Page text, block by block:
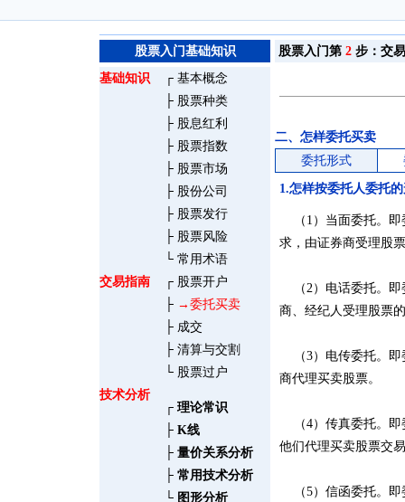
股票入门基础知识 股票入门第 2 步：交
基础知识
┌ 基本概念
├ 股票种类
├ 股息红利
├ 股票指数
├ 股票市场
├ 股份公司
├ 股票发行
├ 股票风险
└ 常用术语
交易指南
┌ 股票开户
├ →委托买卖
├ 成交
├ 清算与交割
└ 股票过户
技术分析
┌ 理论常识
├ K线
├ 量价关系分析
├ 常用技术分析
└ 图形分析
二、怎样委托买卖
委托形式
1.怎样按委托人委托
（1）当面委托。即
求，由证券商受理股
（2）电话委托。即
商、经纪人受理股票
（3）电传委托。即
商代理买卖股票。
（4）传真委托。即
他们代理买卖股票交
（5）信函委托。即